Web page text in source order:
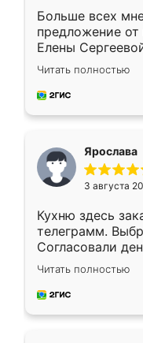
Больше всех
предложение от
Елены
короткие сроки
для замера
предложил по
Читать полностью
Ярослава
3 августа
Кухню здесь
телеграмм.
Согласовали
недели кухня
довольны
мебель за
Читать полностью